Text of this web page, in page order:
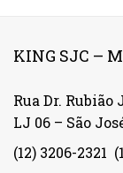
KING SJC –
Rua Dr.
LJ 06 – São
(12) 3206-2321